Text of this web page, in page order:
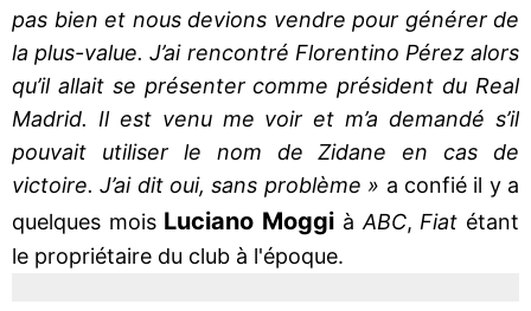
pas bien et nous devions vendre pour générer de
la plus-value. J’ai rencontré Florentino Pérez alors
qu’il allait se présenter comme président du Real
Madrid. Il est venu me voir et m’a demandé s’il
pouvait utiliser le nom de Zidane en cas de
victoire. J’ai dit oui, sans problème » a confié il y a
quelques mois Luciano Moggi à ABC, Fiat étant
le propriétaire du club à l'époque.